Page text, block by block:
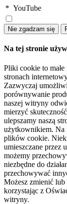
* YouTube
Na tej stronie
Pliki cookie to
stronach
Zazwyczaj
porównywanie
naszej witryny
mierzyć
ulepszamy naszą
użytkownikiem. Na
plików cookie.
umieszczane przez
możemy
niezbędne do
przechowywać
Możesz zmienić
korzystając z
witryny.